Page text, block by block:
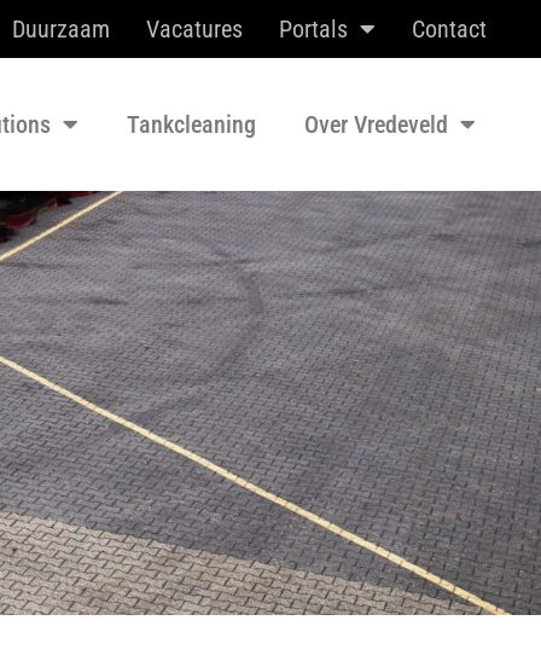
Duurzaam Vacatures Portals Contact
Tankcleaning Over Vredeveld